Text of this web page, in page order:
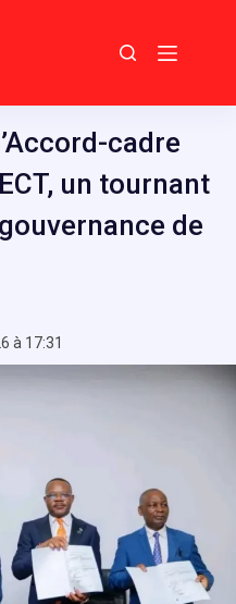
cadre
un tournant
de
à 17:31